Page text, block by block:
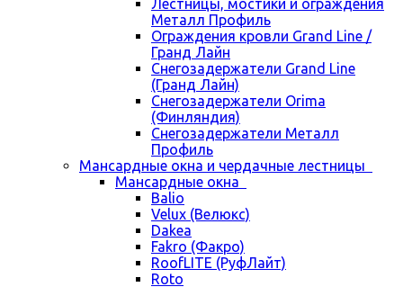
Лестницы, мостики и ограждения
Металл Профиль
Ограждения кровли Grand Line /
Гранд Лайн
Снегозадержатели Grand Line
(Гранд Лайн)
Снегозадержатели Orima
(Финляндия)
Снегозадержатели Металл
Профиль
Мансардные окна и чердачные лестницы
Мансардные окна
Balio
Velux (Велюкс)
Dakea
Fakro (Факро)
RoofLITE (РуфЛайт)
Roto